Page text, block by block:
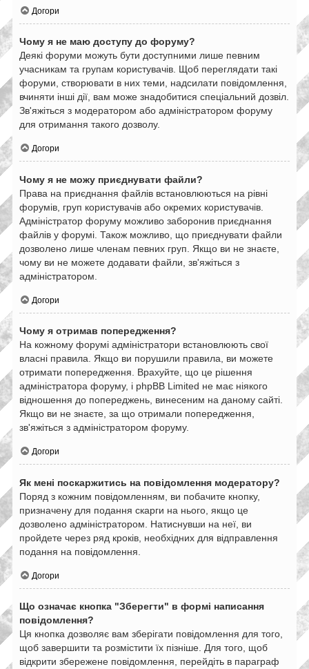
Догори
Чому я не маю доступу до форуму?
Деякі форуми можуть бути доступними лише певним
учасникам та групам користувачів. Щоб переглядати такі
форуми, створювати в них теми, надсилати повідомлення,
вчиняти інші дії, вам може знадобитися спеціальний дозвіл.
Зв'яжіться з модератором або адміністратором форуму
для отримання такого дозволу.
Догори
Чому я не можу приєднувати файли?
Права на приєднання файлів встановлюються на рівні
форумів, груп користувачів або окремих користувачів.
Адміністратор форуму можливо заборонив приєднання
файлів у форумі. Також можливо, що приєднувати файли
дозволено лише членам певних груп. Якщо ви не знаєте,
чому ви не можете додавати файли, зв'яжіться з
адміністратором.
Догори
Чому я отримав попередження?
На кожному форумі адміністратори встановлюють свої
власні правила. Якщо ви порушили правила, ви можете
отримати попередження. Врахуйте, що це рішення
адміністратора форуму, і phpBB Limited не має ніякого
відношення до попереджень, винесеним на даному сайті.
Якщо ви не знаєте, за що отримали попередження,
зв'яжіться з адміністратором форуму.
Догори
Як мені поскаржитись на повідомлення модератору?
Поряд з кожним повідомленням, ви побачите кнопку,
призначену для подання скарги на нього, якщо це
дозволено адміністратором. Натиснувши на неї, ви
пройдете через ряд кроків, необхідних для відправлення
подання на повідомлення.
Догори
Що означає кнопка "Зберегти" в формі написання
повідомлення?
Ця кнопка дозволяє вам зберігати повідомлення для того,
щоб завершити та розмістити їх пізніше. Для того, щоб
відкрити збережене повідомлення, перейдіть в параграф